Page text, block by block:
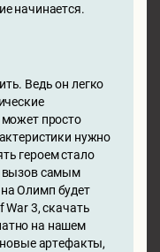
начинается.
Ведь он легко
просто
нужно
героем стало
вызов самым
Олимп будет
3, скачать
на нашем
новые артефакты,